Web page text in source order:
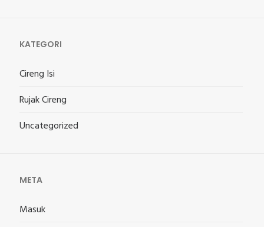
KATEGORI
Cireng Isi
Rujak Cireng
Uncategorized
META
Masuk